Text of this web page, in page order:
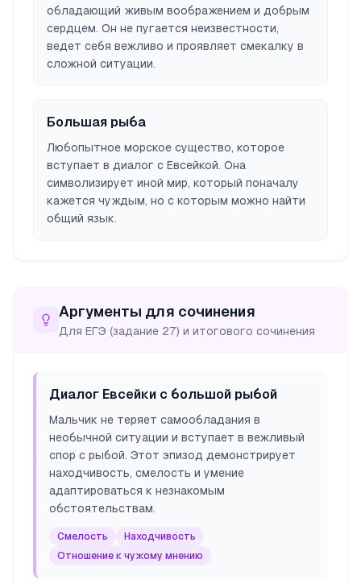
обладающий живым воображением и добрым
сердцем. Он не пугается неизвестности,
ведет себя вежливо и проявляет смекалку в
сложной ситуации.
Большая рыба
Любопытное морское существо, которое
вступает в диалог с Евсейкой. Она
символизирует иной мир, который поначалу
кажется чуждым, но с которым можно найти
общий язык.
Аргументы для сочинения
Для ЕГЭ (задание 27) и итогового сочинения
Диалог Евсейки с большой рыбой
Мальчик не теряет самообладания в
необычной ситуации и вступает в вежливый
спор с рыбой. Этот эпизод демонстрирует
находчивость, смелость и умение
адаптироваться к незнакомым
обстоятельствам.
Смелость
Находчивость
Отношение к чужому мнению